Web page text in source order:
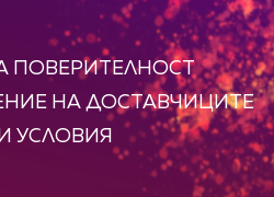
ПОВЕРИТЕЛНОСТ
НА ДОСТАВЧИЦИТЕ
УСЛОВИЯ